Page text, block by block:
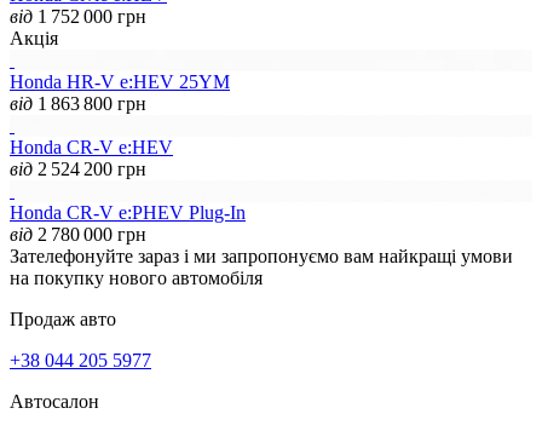
від 1 752 000 грн
Акція
Honda HR-V e:HEV 25YM
від 1 863 800 грн
Honda CR-V e:HEV
від 2 524 200 грн
Honda CR-V e:PHEV Plug-In
від 2 780 000 грн
Зателефонуйте зараз і ми запропонуємо вам найкращі умови
на покупку нового автомобіля
Продаж авто
+38 044 205 5977
Автосалон